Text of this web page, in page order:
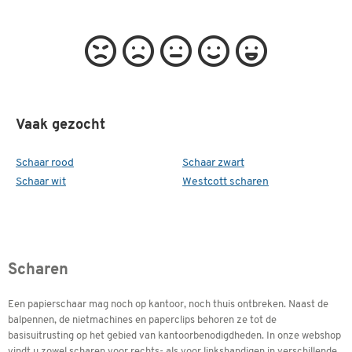
Vaak gezocht
Schaar rood
Schaar wit
Schaar zwart
Westcott scharen
Scharen
Een papierschaar mag noch op kantoor, noch thuis ontbreken. Naast de
balpennen, de nietmachines en paperclips behoren ze tot de
basisuitrusting op het gebied van kantoorbenodigdheden. In onze webshop